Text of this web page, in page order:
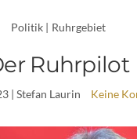
Politik | Ruhrgebiet
Ruhrpilot
| Stefan Laurin Keine